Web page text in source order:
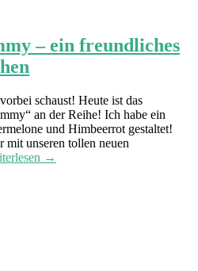
– ein freundliches
schaust! Heute ist das
an der Reihe! Ich habe ein
und Himbeerrot gestaltet!
mit unseren tollen neuen
→